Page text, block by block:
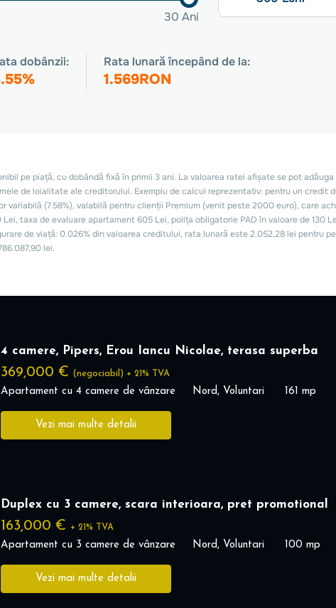
4 camere, Pipers, Erou Iancu Nicolae, terasa superba
369,000 € (negociabil) + 21% TVA
Apartament cu 4 camere de vânzare Nord, Voluntari 161 mp
Vezi mai multe detalii
Duplex cu 3 camere, scara interioara, pret promotional
163,000 € + 21% TVA
Apartament cu 3 camere de vânzare Nord, Voluntari 100 mp
Vezi mai multe detalii